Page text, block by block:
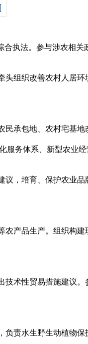
执法。参与涉农相关
头组织改善农村人居
民承包地、农村宅基
务体系、新型农业经
议，培育、保护农业
农产品生产。组织构
技术性贸易措施建议
负责水生野生动植物